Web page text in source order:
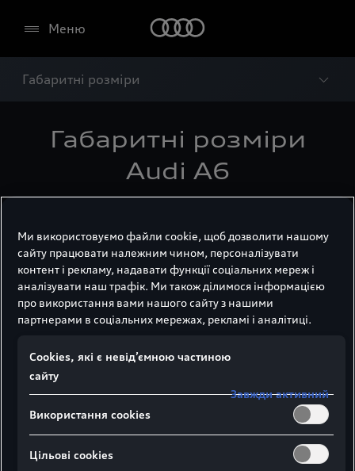
Меню
Габаритні розміри
Габаритні розміри
Audi A6
Вид збоку Вид
Ми використовуємо файли cookie, щоб дозволити нашому
сайту працювати належним чином, персоналізувати
контент і рекламу, надавати функції соціальних мереж і
аналізувати наш трафік. Ми також ділимося інформацією
про використання вами нашого сайту з нашими
партнерами в соціальних мережах, рекламі і аналітиці.
Сookies, які є невід’ємною частиною
сайту
Завжди активний
Використання cookies
Цільові сookies